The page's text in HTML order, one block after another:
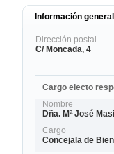
Información general
Dirección postal
C/ Moncada, 4
Cargo electo
Nombre
Dña. Mª José
Cargo
Concejala de